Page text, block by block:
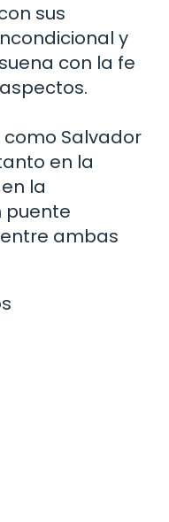
sus
y
con la fe
como Salvador
en la
la
puente
ambas